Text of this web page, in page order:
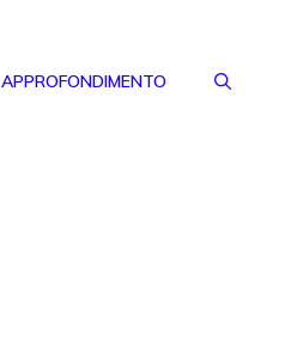
APPROFONDIMENTO